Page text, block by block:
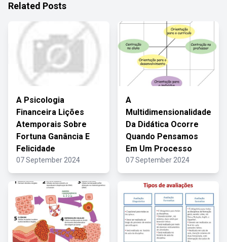
Related Posts
A Psicologia
Financeira Lições
Atemporais Sobre
Fortuna Ganância E
Felicidade
07 September 2024
A
Multidimensionalidade
Da Didática Ocorre
Quando Pensamos
Em Um Processo
07 September 2024